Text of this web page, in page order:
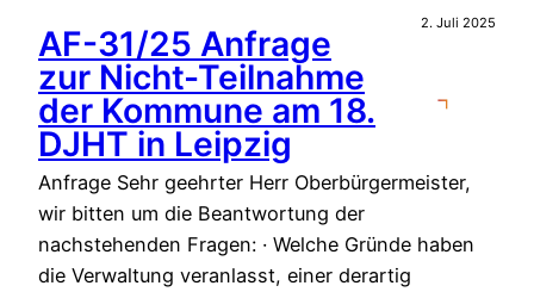
2. Juli 2025
AF-31/25 Anfrage
zur Nicht-Teilnahme
der Kommune am 18.
DJHT in Leipzig
Anfrage Sehr geehrter Herr Oberbürgermeister,
wir bitten um die Beantwortung der
nachstehenden Fragen: · Welche Gründe haben
die Verwaltung veranlasst, einer derartig